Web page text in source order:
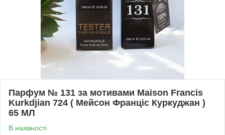
Парфум № 131 за мотивами Maison Francis
Kurkdjian 724 ( Мейсон Франціс Куркуджан )
65 МЛ
В наявності